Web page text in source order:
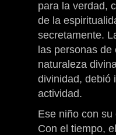
para la verdad,
de la
secretamente.
las personas
naturaleza
divinidad, debió
actividad.
Ese niño con
Con el tiempo,